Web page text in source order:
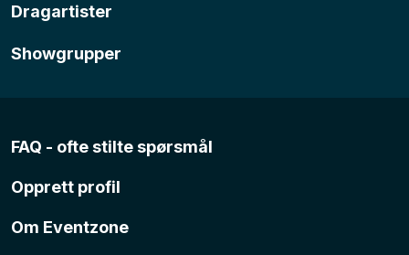
Dragartister
Showgrupper
FAQ - ofte stilte spørsmål
Opprett profil
Om Eventzone